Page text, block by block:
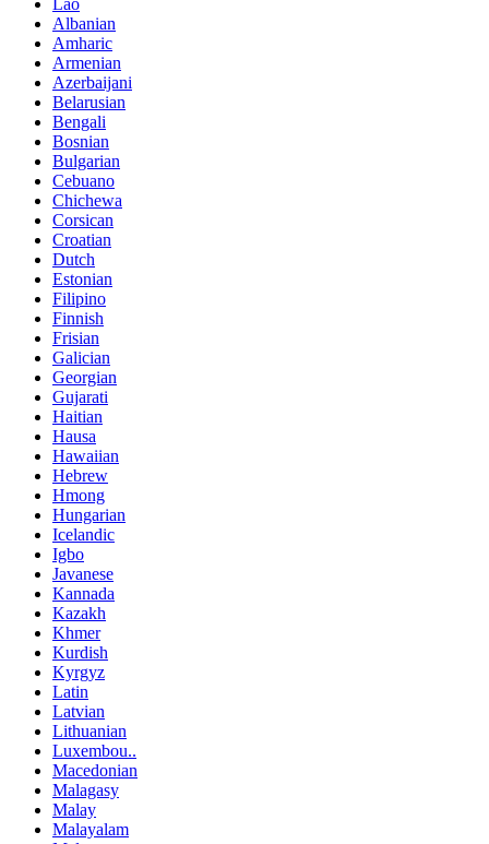
Albanian
Amharic
Armenian
Azerbaijani
Belarusian
Bengali
Bosnian
Bulgarian
Cebuano
Chichewa
Corsican
Croatian
Dutch
Estonian
Filipino
Finnish
Frisian
Galician
Georgian
Gujarati
Haitian
Hausa
Hawaiian
Hebrew
Hmong
Hungarian
Icelandic
Igbo
Javanese
Kannada
Kazakh
Khmer
Kurdish
Kyrgyz
Latin
Latvian
Lithuanian
Luxembou..
Macedonian
Malagasy
Malay
Malayalam